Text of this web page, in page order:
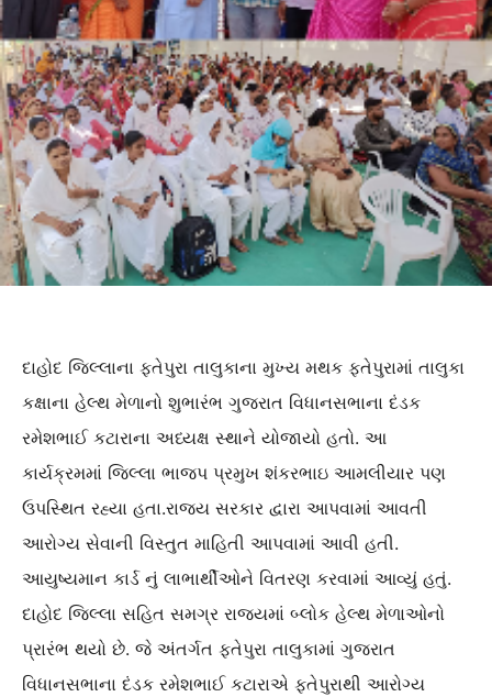
દાહોદ જિલ્લાના ફતેપુરા તાલુકાના મુખ્ય મથક ફતેપુરામાં તાલુકા
કક્ષાના હેલ્થ મેળાનો શુભારંભ ગુજરાત વિધાનસભાના દંડક
રમેશભાઈ કટારાના અધ્યક્ષ સ્થાને યોજાયો હતો. આ
કાર્યક્રમમાં જિલ્લા ભાજપ પ્રમુખ શંકરભાઇ આમલીયાર પણ
ઉપસ્થિત રહ્યા હતા.રાજ્ય સરકાર દ્વારા આપવામાં આવતી
આરોગ્ય સેવાની વિસ્તુત માહિતી આપવામાં આવી હતી.
આયુષ્યમાન કાર્ડ નું લાભાર્થીઓને વિતરણ કરવામાં આવ્યું હતું.
દાહોદ જિલ્લા સહિત સમગ્ર રાજ્યમાં બ્લોક હેલ્થ મેળાઓનો
પ્રારંભ થયો છે. જે અંતર્ગત ફતેપુરા તાલુકામાં ગુજરાત
વિધાનસભાના દંડક રમેશભાઈ કટારાએ ફતેપુરાથી આરોગ્ય